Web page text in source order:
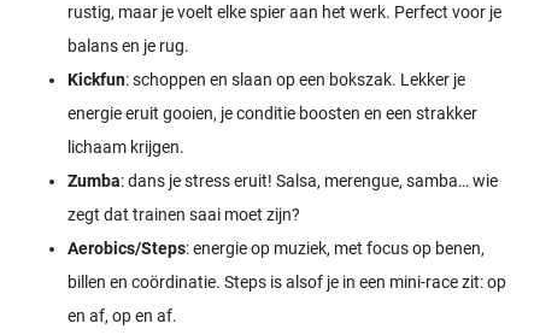
rustig, maar je voelt elke spier aan het werk. Perfect voor je
balans en je rug.
Kickfun: schoppen en slaan op een bokszak. Lekker je
energie eruit gooien, je conditie boosten en een strakker
lichaam krijgen.
Zumba: dans je stress eruit! Salsa, merengue, samba… wie
zegt dat trainen saai moet zijn?
Aerobics/Steps: energie op muziek, met focus op benen,
billen en coördinatie. Steps is alsof je in een mini-race zit: op
en af, op en af.